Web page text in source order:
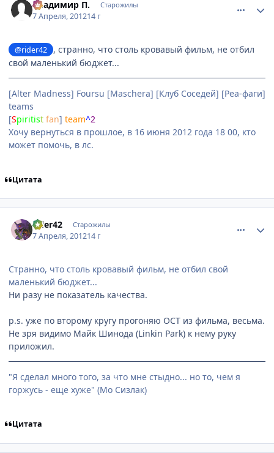
Владимир П. Старожилы
7 Апреля, 201214 г
@rider42
, странно, что столь кровавый фильм, не отбил
свой маленький бюджет...
[Alter Madness] Foursu [Maschera] [Клуб Соседей] [Реа-фаги]
teams
[Spiritist fan] team^2
Хочу вернуться в прошлое, в 16 июня 2012 года 18 00, кто
может помочь, в лс.
Цитата
rider42 Старожилы
7 Апреля, 201214 г
Странно, что столь кровавый фильм, не отбил свой
маленький бюджет...
Ни разу не показатель качества.
p.s. уже по второму кругу прогоняю ОСТ из фильма, весьма.
Не зря видимо Майк Шинода (Linkin Park) к нему руку
приложил.
"Я сделал много того, за что мне стыдно... но то, чем я
горжусь - еще хуже" (Мо Сизлак)
Цитата